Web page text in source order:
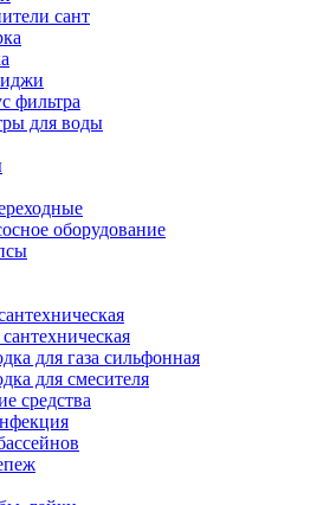
сант
фильтра
для воды
оборудование
для газа сильфонная
для смесителя
средства